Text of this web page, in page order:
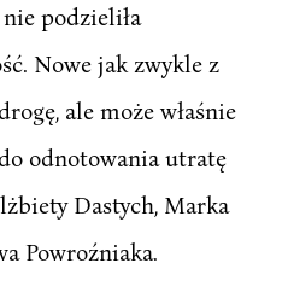
podzieliła
Nowe jak zwykle z
ale może właśnie
odnotowania utratę
Dastych, Marka
Powroźniaka.